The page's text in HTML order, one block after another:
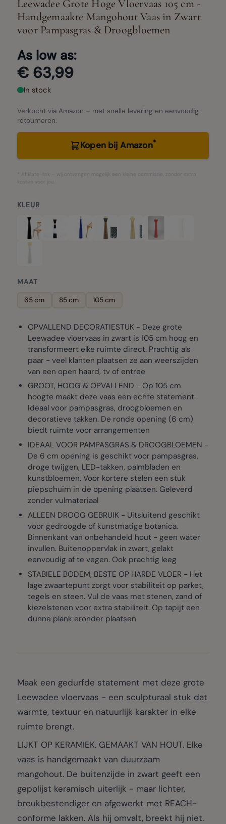
Leewadee Grote Hoge Vloervaas 105 cm -
Handgemaakte Mangohout Vaas in Zwart
voor Pampasgras & Droogbloemen
As low as:
€ 63,99
In stock
Verkocht via Amazon – met snelle levering en eenvoudig
retourneren.
Kopen bij Amazon*
* Affiliate-link – wij ontvangen mogelijk een kleine commissie, zonder extra
kosten voor jou.
KLEUR
MAAT
65 cm 85 cm 105 cm
OPVALLEND DECORATIESTUK - Deze grote
Leewadee vloervaas in zwart is 105 cm hoog en
transformeert elke ruimte direct. Prachtig als
paar - veel klanten plaatsen ze aan weerszijden
van een open haard, tv of entree
GROOT, HOOG & OPVALLEND - Op 105 cm
hoogte maakt deze vaas een echte statement.
Ideaal voor pampasgras, droogbloemen en
decoratieve takken. De ronde opening (6 cm)
biedt ruimte voor arrangementen
IDEAAL VOOR PAMPASGRAS & DROOGBLOEMEN -
De 6 cm opening is geschikt voor pampasgras,
droge twijgen, LED-takken, palmbladen en
kunstbloemen. Voor kortere stelen een stuk
piepschuim in de opening plaatsen. Geleverd
zonder vulmateriaal
ALLEEN DROOG GEBRUIK - Uitsluitend geschikt
voor gedroogde of kunstmatige botanica.
Binnenkant van onbehandeld hout - geen water
invullen. Buitenoppervlak in zwart, gelakt
eenvoudig af te vegen. Ook prachtig leeg
STABIELE BODEM, BESTE OP HARDE VLOER - Het
lage zwaartepunt zorgt voor stabiliteit op parket,
tegels en steen. Vul de vaas met stenen, zand of
kiezelstenen voor extra stabiliteit. Op tapijt een
dunne plank eronder plaatsen
Maak een gedurfde statement met deze grote
Leewadee vloervaas - een sculpturaal stuk dat
warmte, textuur en natuurlijk karakter in elke
ruimte brengt.
LIJKT OP KERAMIEK. GEMAAKT VAN HOUT. Elke
vaas is handgemaakt van duurzaam
mangohout. De buitenzijde in zwart geeft een
gepolijst keramisch uiterlijk - maar lichter,
breukbestendiger en afgewerkt met REACH-
conforme lakken. Als hij omvalt, breekt hij niet.